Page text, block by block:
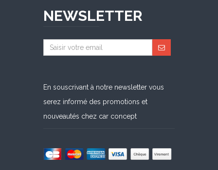
NEWSLETTER
En souscrivant à notre newsletter vous
serez informé des promotions et
nouveautés chez car concept